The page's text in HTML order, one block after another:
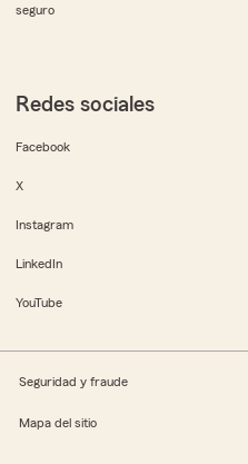
seguro
Redes sociales
Facebook
X
Instagram
LinkedIn
YouTube
Seguridad y fraude
Mapa del sitio